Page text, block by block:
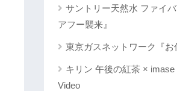
サントリー天然水 ファイ
アフー襲来』
東京ガスネットワーク『お
キリン 午後の紅茶 ×
Video